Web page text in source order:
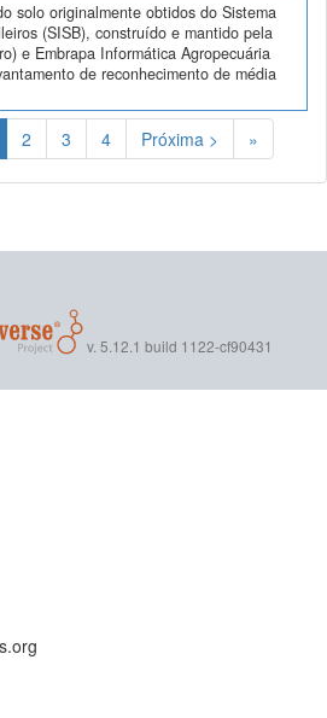
solo originalmente obtidos do Sistema
(SISB), construído e mantido pela
e Embrapa Informática Agropecuária
de reconhecimento de média
(Atual)
2 3 4 Próxima > »
v. 5.12.1 build 1122-cf90431